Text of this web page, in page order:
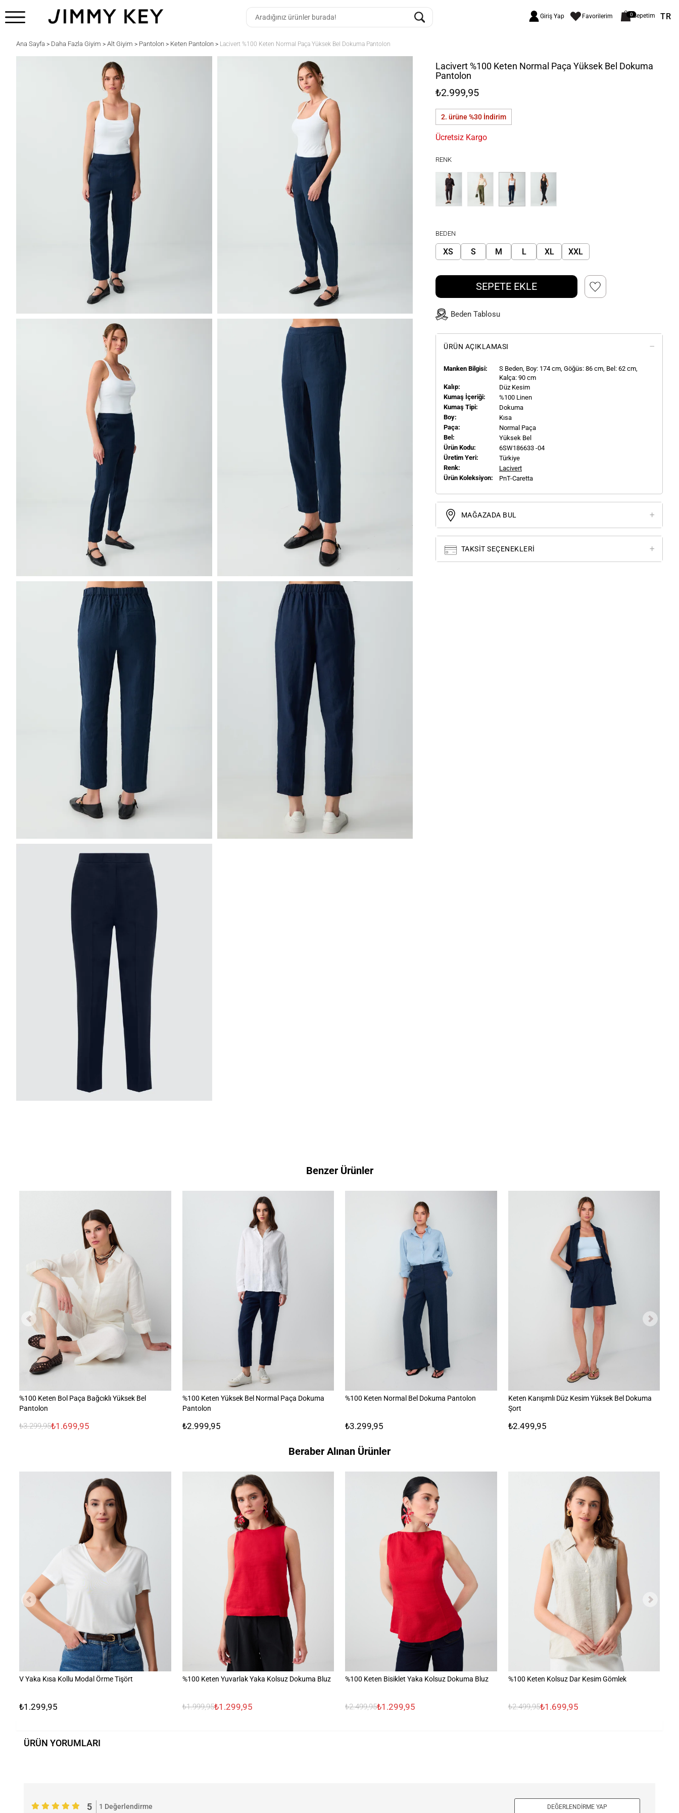
Giriş Yap Favorilerim 0Sepetim TR
Ana Sayfa > Daha Fazla Giyim > Alt Giyim > Pantolon > Keten Pantolon > Lacivert %100 Keten Normal Paça Yüksek Bel Dokuma Pantolon
Lacivert %100 Keten Normal Paça Yüksek Bel Dokuma
Pantolon
₺2.999,95
2. ürüne %30 İndirim
Ücretsiz Kargo
RENK
BEDEN
XS S M L XL XXL
SEPETE EKLE
Beden Tablosu
ÜRÜN AÇIKLAMASI
Manken Bilgisi: S Beden, Boy: 174 cm, Göğüs: 86 cm, Bel: 62 cm,
Kalça: 90 cm
Kalıp:
Düz Kesim
Kumaş İçeriği:
%100 Linen
Kumaş Tipi:
Dokuma
Boy:
Kısa
Paça:
Normal Paça
Bel:
Yüksek Bel
Ürün Kodu:
6SW186633 -04
Üretim Yeri:
Türkiye
Renk:
Lacivert
Ürün Koleksiyon:
PnT-Caretta
MAĞAZADA BUL
TAKSIT SEÇENEKLERI
Benzer Ürünler
%100 Keten Bol Paça Bağcıklı Yüksek Bel
Pantolon
₺3.299,95₺1.699,95
%100 Keten Yüksek Bel Normal Paça Dokuma
Pantolon
₺2.999,95
%100 Keten Normal Bel Dokuma Pantolon
₺3.299,95
Keten Karışımlı Düz Kesim Yüksek Bel Dokuma
Şort
₺2.499,95
Beraber Alınan Ürünler
V Yaka Kısa Kollu Modal Örme Tişört
₺1.299,95
%100 Keten Yuvarlak Yaka Kolsuz Dokuma Bluz
₺1.999,95₺1.299,95
%100 Keten Bisiklet Yaka Kolsuz Dokuma Bluz
₺2.499,95₺1.299,95
%100 Keten Kolsuz Dar Kesim Gömlek
₺2.499,95₺1.699,95
ÜRÜN YORUMLARI
5 1 Değerlendirme DEĞERLENDIRME YAP